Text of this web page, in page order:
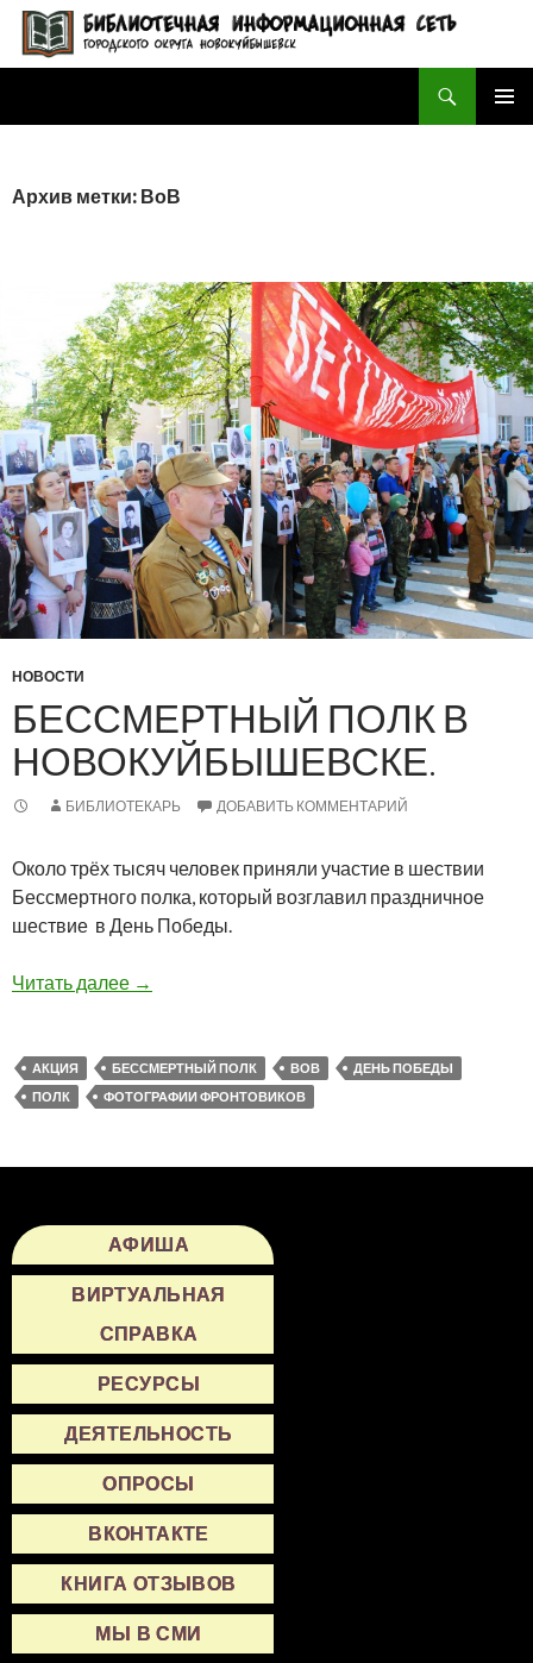
БИБЛИОТЕЧНАЯ ИНФОРМАЦИОННАЯ СЕТЬ городского округа Новокуйбышевск
Архив метки: ВоВ
НОВОСТИ
БЕССМЕРТНЫЙ ПОЛК В
НОВОКУЙБЫШЕВСКЕ.
БИБЛИОТЕКАРЬ ДОБАВИТЬ КОММЕНТАРИЙ
Около трёх тысяч человек приняли участие в шествии
Бессмертного полка, который возглавил праздничное
шествие в День Победы.
Читать далее Бессмертный полк в Новокуйбышевске.
→
АКЦИЯ БЕССМЕРТНЫЙ ПОЛК ВОВ
ДЕНЬ ПОБЕДЫ
ПОЛК
ФОТОГРАФИИ ФРОНТОВИКОВ
АФИША
ВИРТУАЛЬНАЯ
СПРАВКА
РЕСУРСЫ
ДЕЯТЕЛЬНОСТЬ
ОПРОСЫ
ВКОНТАКТЕ
КНИГА ОТЗЫВОВ
МЫ В СМИ